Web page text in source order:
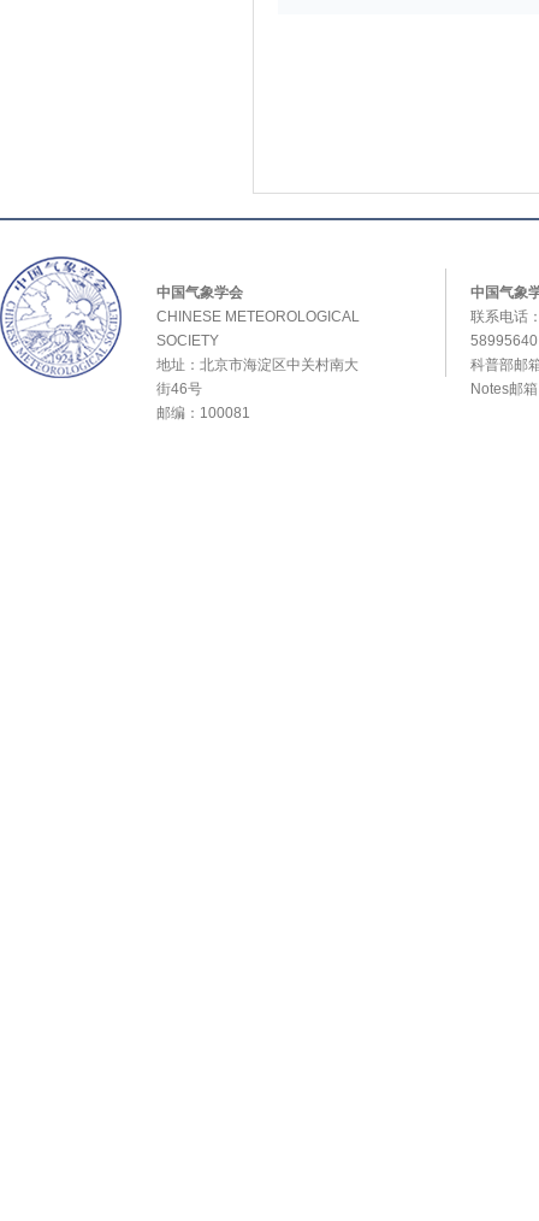
中国气象学会
CHINESE METEOROLOGICAL
SOCIETY
地址：北京市海淀区中关村南大
街46号
邮编：100081
中国气象
联系电话
科普部邮
Notes邮